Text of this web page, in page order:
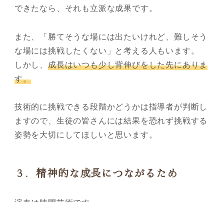
できたなら、それも立派な成果です。
また、「勝てそうな場には出たいけれど、難しそう
な場には挑戦したくない」と考える人もいます。
しかし、 成長はいつも少し背伸びをした先にありま
す。
技術的に挑戦できる段階かどうかは指導者が判断し
ますので、生徒の皆さんには結果を恐れず挑戦する
姿勢を大切にしてほしいと思います。
３．精神的な成長につながるため